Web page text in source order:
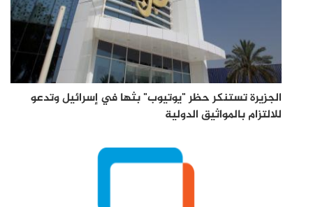
الجزيرة تستنكر حظر "يوتيوب" بثها في إسرائيل وتدعو
للالتزام بالمواثيق الدولية